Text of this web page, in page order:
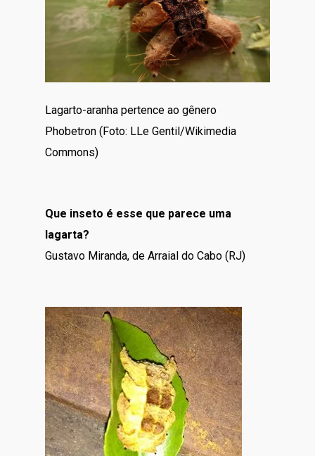
Lagarto-aranha pertence ao gênero
Phobetron (Foto: LLe Gentil/Wikimedia
Commons)
Que inseto é esse que parece uma
lagarta?
Gustavo Miranda, de Arraial do Cabo (RJ)